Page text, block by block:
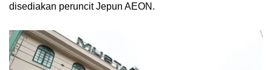
disediakan peruncit Jepun AEON.